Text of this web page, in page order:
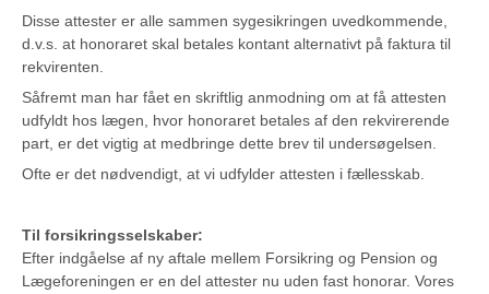
Disse attester er alle sammen sygesikringen uvedkommende,
d.v.s. at honoraret skal betales kontant alternativt på faktura til
rekvirenten.
Såfremt man har fået en skriftlig anmodning om at få attesten
udfyldt hos lægen, hvor honoraret betales af den rekvirerende
part, er det vigtig at medbringe dette brev til undersøgelsen.
Ofte er det nødvendigt, at vi udfylder attesten i fællesskab.
Til forsikringsselskaber:
Efter indgåelse af ny aftale mellem Forsikring og Pension og
Lægeforeningen er en del attester nu uden fast honorar. Vores